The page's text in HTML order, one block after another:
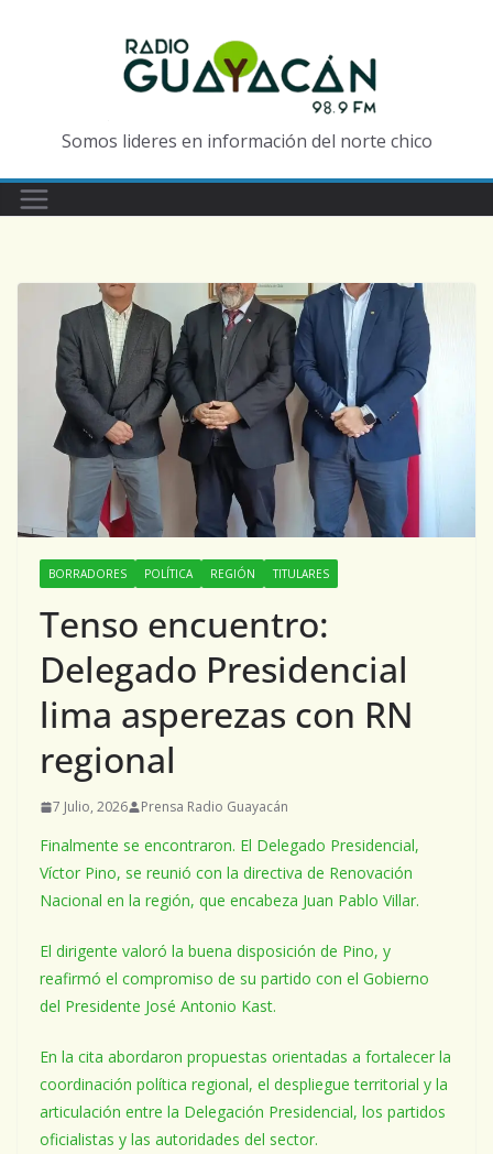
Somos lideres en información del norte chico
BORRADORES POLÍTICA REGIÓN TITULARES
Tenso encuentro:
Delegado Presidencial
lima asperezas con RN
regional
7 Julio, 2026 Prensa Radio Guayacán
Finalmente se encontraron. El Delegado Presidencial,
Víctor Pino, se reunió con la directiva de Renovación
Nacional en la región, que encabeza Juan Pablo Villar.
El dirigente valoró la buena disposición de Pino, y
reafirmó el compromiso de su partido con el Gobierno
del Presidente José Antonio Kast.
En la cita abordaron propuestas orientadas a fortalecer la
coordinación política regional, el despliegue territorial y la
articulación entre la Delegación Presidencial, los partidos
oficialistas y las autoridades del sector.